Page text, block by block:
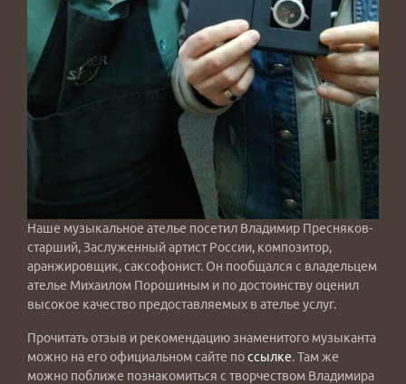
Наше музыкальное ателье посетил Владимир Пресняков-
старший, Заслуженный артист России, композитор,
аранжировщик, саксофонист. Он пообщался с владельцем
ателье Михаилом Порошиным и по достоинству оценил
высокое качество предоставляемых в ателье услуг.
Прочитать отзыв и рекомендацию знаменитого музыканта
можно на его официальном сайте поссылке. Там же
можно поближе познакомиться с творчеством Владимира